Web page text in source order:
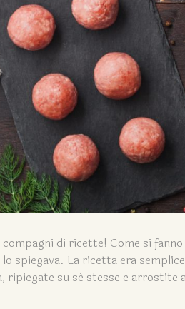
di ricette! Come si
spiegava. La ricetta era
ripiegate su sé stesse e arrostite